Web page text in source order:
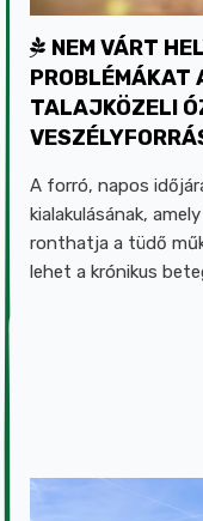
NEM VÁRT
PROBLÉMÁKAT
TALAJKÖZELI
A forró, napos
kialakulásának,
ronthatja a tüdő
lehet a krónikus